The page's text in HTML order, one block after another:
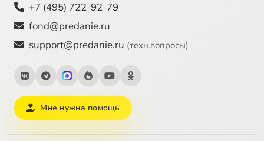
+7 (495) 722-92-79
fond@predanie.ru
support@predanie.ru (техн.вопросы)
Мне нужна помощь